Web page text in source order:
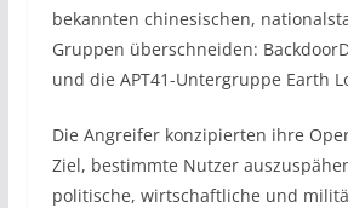
bekannten chinesischen,
Gruppen überschneiden:
und die APT41-Untergruppe Earth
Die Angreifer konzipierten ihre
Ziel, bestimmte Nutzer
politische, wirtschaftliche und